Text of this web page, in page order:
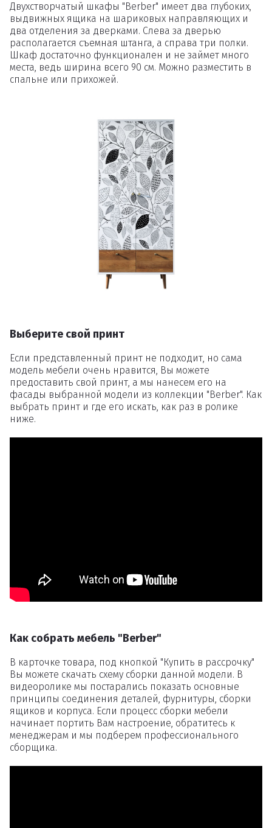
Двухстворчатый шкафы "Berber" имеет два глубоких,
выдвижных ящика на шариковых направляющих и
два отделения за дверками. Слева за дверью
располагается съемная штанга, а справа три полки.
Шкаф достаточно функционален и не займет много
места, ведь ширина всего 90 см. Можно разместить в
спальне или прихожей.
Выберите свой принт
Если представленный принт не подходит, но сама
модель мебели очень нравится, Вы можете
предоставить свой принт, а мы нанесем его на
фасады выбранной модели из коллекции "Berber". Как
выбрать принт и где его искать, как раз в ролике
ниже.
Как собрать мебель "Berber"
В карточке товара, под кнопкой "Купить в рассрочку"
Вы можете скачать схему сборки данной модели. В
видеоролике мы постарались показать основные
принципы соединения деталей, фурнитуры, сборки
ящиков и корпуса. Если процесс сборки мебели
начинает портить Вам настроение, обратитесь к
менеджерам и мы подберем профессионального
сборщика.